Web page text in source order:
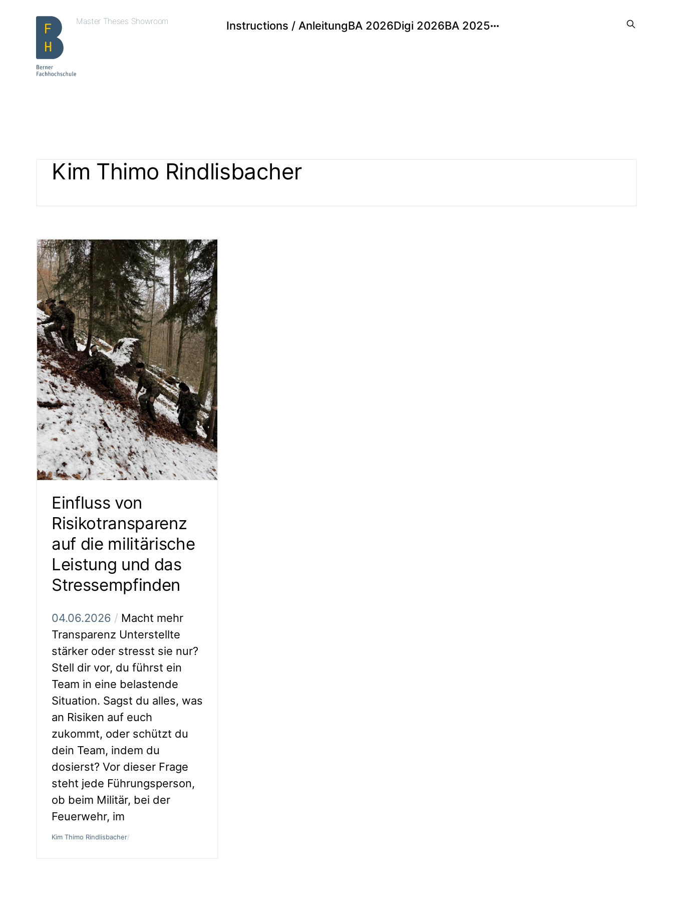
Master Theses Showroom Instructions / AnleitungBA 2026Digi 2026BA 2025
Kim Thimo Rindlisbacher
Einfluss von
Risikotransparenz
auf die militärische
Leistung und das
Stressempfinden
04.06.2026 / Macht mehr
Transparenz Unterstellte
stärker oder stresst sie nur?
Stell dir vor, du führst ein
Team in eine belastende
Situation. Sagst du alles, was
an Risiken auf euch
zukommt, oder schützt du
dein Team, indem du
dosierst? Vor dieser Frage
steht jede Führungsperson,
ob beim Militär, bei der
Feuerwehr, im
Kim Thimo Rindlisbacher/